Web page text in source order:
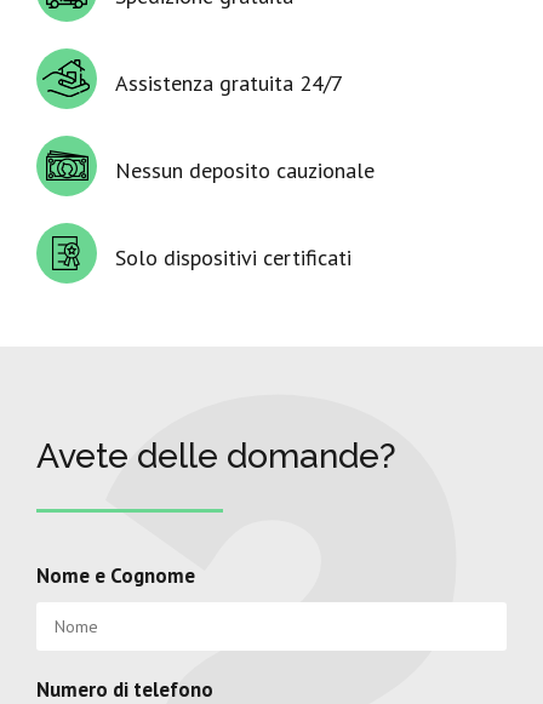
Assistenza gratuita 24/7
Nessun deposito cauzionale
Solo dispositivi certificati
Avete delle domande?
Nome e Cognome
Numero di telefono